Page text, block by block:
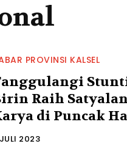
PROVINSI KALSEL
Raih
di Puncak
2023